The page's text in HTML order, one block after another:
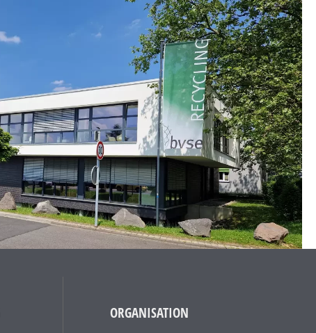
ORGANISATION